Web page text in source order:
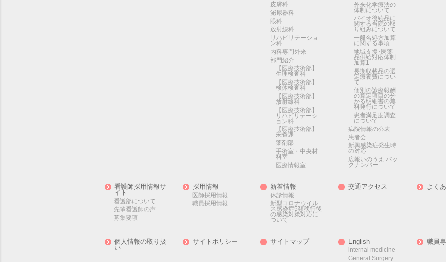
皮膚科
泌尿器科
眼科
放射線科
リハビリテーショ
ン科
内科専門外来
部門紹介
【医療技術部】
生理検査科
【医療技術部】
検体検査科
【医療技術部】
放射線科
【医療技術部】
リハビリテーシ
ョン科
【医療技術部】
栄養課
薬剤部
手術室・中央材
料室
医療情報室
外来化学療法の
体制について
バイオ後続品に
関する当院の取
り組みについて
一般名処方加算
に関する事項
地域支援･医薬
品供給対応体制
加算1
長期収載品の選
定療養費につい
て
個別の診療報酬
の算定項目の分
かる明細書の無
料発行について
患者満足度調査
について
病院情報の公表
患者会
新興感染症発生時
の対応
広報いのうえ バッ
クナンバー
看護師採用情報サ
イト
看護部について
先輩看護師の声
募集要項
採用情報
医師採用情報
職員採用情報
新着情報
休診情報
新型コロナウイル
ス感染症5類移行後
の感染対策対応に
ついて
交通アクセス よく
個人情報の取り扱
い
サイトポリシー サイトマップ English
internal medicine
General Surgery
職員